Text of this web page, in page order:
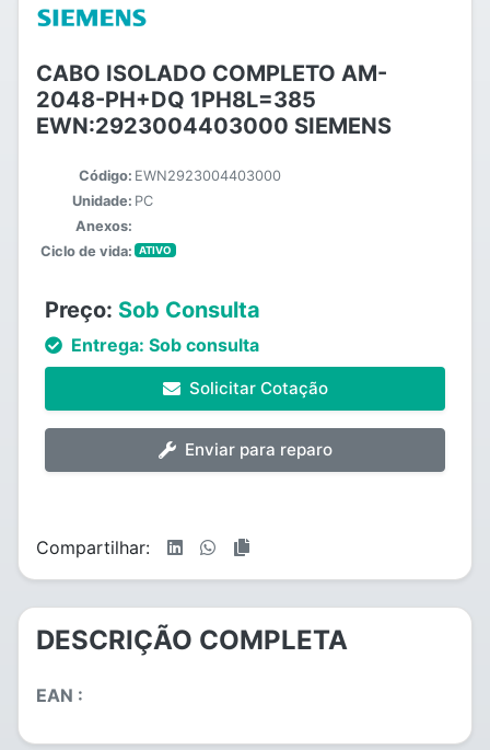
CABO ISOLADO COMPLETO AM-
2048-PH+DQ 1PH8L=385
EWN:2923004403000 SIEMENS
Código: EWN2923004403000
Unidade: PC
Anexos:
Ciclo de vida:
ATIVO
Preço: Sob Consulta
Entrega: Sob consulta
Solicitar Cotação
Enviar para reparo
Compartilhar:
DESCRIÇÃO COMPLETA
EAN :